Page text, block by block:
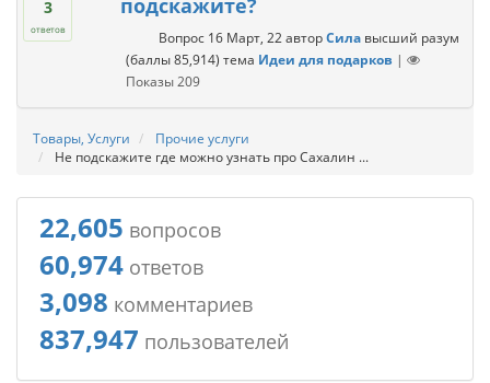
3
ответов
подскажите?
Вопрос 16 Март, 22 авторСила высший разум
(баллы85,914) тема Идеи для подарков |
Показы209
Товары, Услуги
Прочие услуги
Не подскажите где можно узнать про Сахалин ...
22,605 вопросов
60,974 ответов
3,098 комментариев
837,947 пользователей